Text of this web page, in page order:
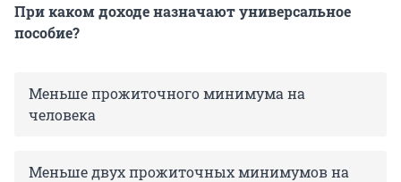
При каком доходе назначают универсальное
пособие?
Меньше прожиточного минимума на
человека
Меньше двух прожиточных минимумов на